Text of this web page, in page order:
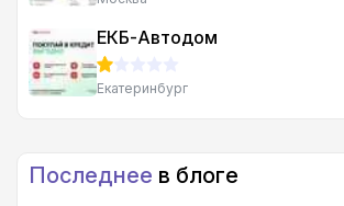
ЕКБ-Автодом
Екатеринбург
Последнее в блоге